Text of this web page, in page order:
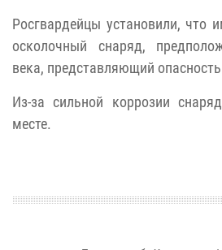
Росгвардейцы установили, что
осколочный снаряд,
века, представляющий
Из-за сильной коррозии
месте.